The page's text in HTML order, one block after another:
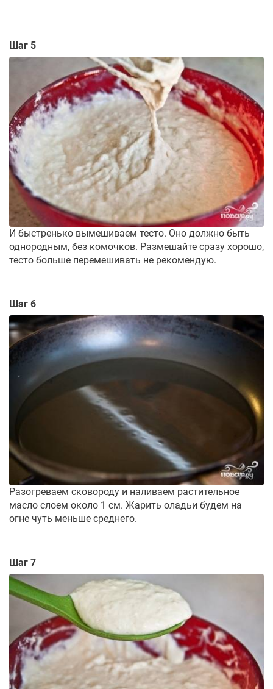
Шаг 5
И быстренько вымешиваем тесто. Оно должно быть
однородным, без комочков. Размешайте сразу хорошо,
тесто больше перемешивать не рекомендую.
Шаг 6
Разогреваем сковороду и наливаем растительное
масло слоем около 1 см. Жарить оладьи будем на
огне чуть меньше среднего.
Шаг 7